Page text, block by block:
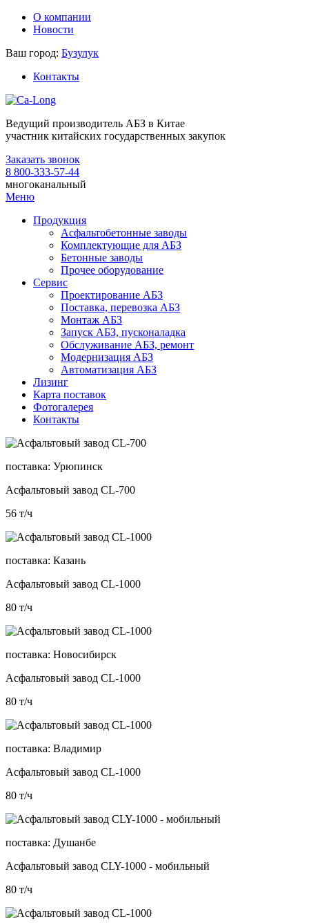
О компании
Новости
Ваш город: Бузулук
Контакты
Ведущий производитель АБЗ в Китае
участник китайских государственных закупок
Заказать звонок
8 800-333-57-44
многоканальный
Меню
Продукция
Асфальтобетонные заводы
Комплектующие для АБЗ
Бетонные заводы
Прочее оборудование
Сервис
Проектирование АБЗ
Поставка, перевозка АБЗ
Монтаж АБЗ
Запуск АБЗ, пусконаладка
Обслуживание АБЗ, ремонт
Модернизация АБЗ
Автоматизация АБЗ
Лизинг
Карта поставок
Фотогалерея
Контакты
поставка: Урюпинск
Асфальтовый завод CL-700
56 т/ч
поставка: Казань
Асфальтовый завод CL-1000
80 т/ч
поставка: Новосибирск
Асфальтовый завод CL-1000
80 т/ч
поставка: Владимир
Асфальтовый завод CL-1000
80 т/ч
поставка: Душанбе
Асфальтовый завод CLY-1000 - мобильный
80 т/ч